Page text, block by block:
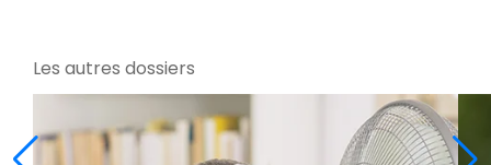
Les autres dossiers